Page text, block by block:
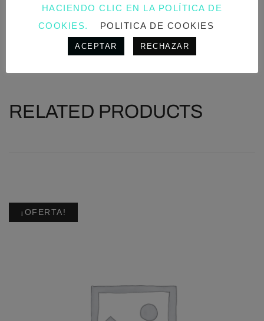
RELATED PRODUCTS
¡OFERTA!
HACIENDO CLIC EN LA POLÍTICA DE
COOKIES.
POLITICA DE COOKIES
ACEPTAR RECHAZAR